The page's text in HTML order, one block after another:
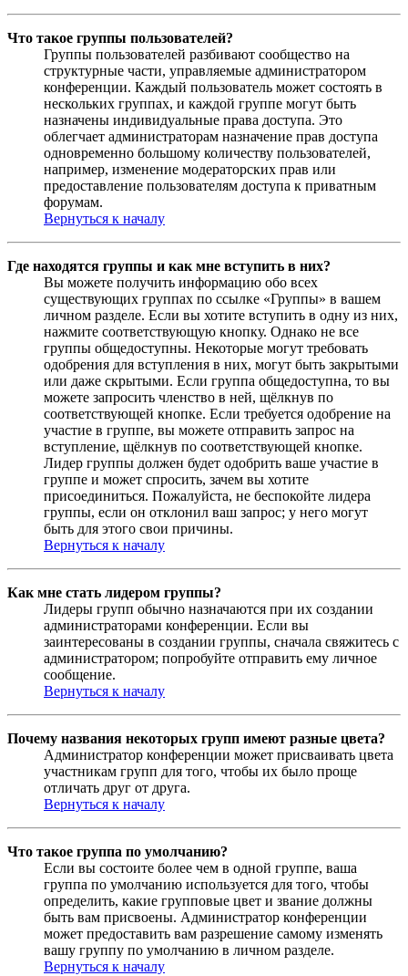
Что такое группы пользователей?
Группы пользователей разбивают сообщество на
структурные части, управляемые администратором
конференции. Каждый пользователь может состоять в
нескольких группах, и каждой группе могут быть
назначены индивидуальные права доступа. Это
облегчает администраторам назначение прав доступа
одновременно большому количеству пользователей,
например, изменение модераторских прав или
предоставление пользователям доступа к приватным
форумам.
Вернуться к началу
Где находятся группы и как мне вступить в них?
Вы можете получить информацию обо всех
существующих группах по ссылке «Группы» в вашем
личном разделе. Если вы хотите вступить в одну из них,
нажмите соответствующую кнопку. Однако не все
группы общедоступны. Некоторые могут требовать
одобрения для вступления в них, могут быть закрытыми
или даже скрытыми. Если группа общедоступна, то вы
можете запросить членство в ней, щёлкнув по
соответствующей кнопке. Если требуется одобрение на
участие в группе, вы можете отправить запрос на
вступление, щёлкнув по соответствующей кнопке.
Лидер группы должен будет одобрить ваше участие в
группе и может спросить, зачем вы хотите
присоединиться. Пожалуйста, не беспокойте лидера
группы, если он отклонил ваш запрос; у него могут
быть для этого свои причины.
Вернуться к началу
Как мне стать лидером группы?
Лидеры групп обычно назначаются при их создании
администраторами конференции. Если вы
заинтересованы в создании группы, сначала свяжитесь с
администратором; попробуйте отправить ему личное
сообщение.
Вернуться к началу
Почему названия некоторых групп имеют разные цвета?
Администратор конференции может присваивать цвета
участникам групп для того, чтобы их было проще
отличать друг от друга.
Вернуться к началу
Что такое группа по умолчанию?
Если вы состоите более чем в одной группе, ваша
группа по умолчанию используется для того, чтобы
определить, какие групповые цвет и звание должны
быть вам присвоены. Администратор конференции
может предоставить вам разрешение самому изменять
вашу группу по умолчанию в личном разделе.
Вернуться к началу